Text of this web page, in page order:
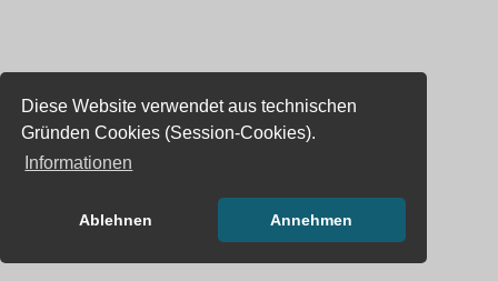
Diese Website verwendet aus technischen
Gründen Cookies (Session-Cookies).
Informationen
Ablehnen Annehmen